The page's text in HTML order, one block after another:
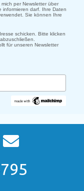
per Newsletter über
darf. Ihre Daten
Sie können Ihre
schicken. Bitte klicken
für unseren Newsletter